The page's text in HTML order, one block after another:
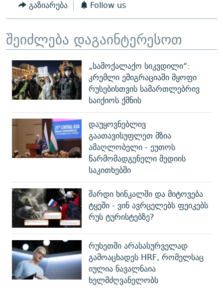
გაზიარება Follow us
შეიძლება დაგაინტერესოთ
„სამოქალაქო სიკვდილი“:
კრემლი ემიგრაციაში მყოფი
რუსებისთვის სამართლებრივ
საიქიოს ქმნის
დაუყოვნებლივ
გაათავისუფლეთ მზია
ამაღლობელი - ეუთოს
წარმომადგენელი მედიის
საკითხებში
შარდი ხინკალში და მიტოვება
ტყეში - ვინ ავრცელებს ფეიკებს
რუს ტურისტებზე?
რუსეთში არასასურველად
გამოაცხადეს HRF, რომელსაც
იულია ნავალნაია
ხელმძღვანელობს